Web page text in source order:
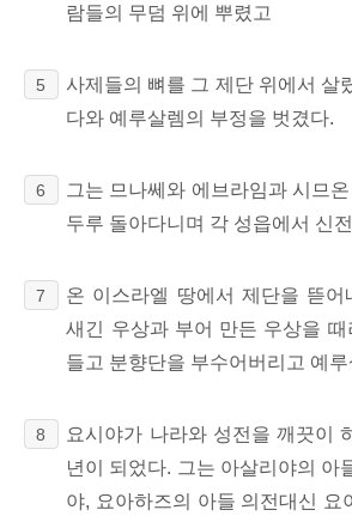
람들의 무덤 위에 뿌렸고
5
사제들의 뼈를 그 제단 위에서 살
다와 예루살렘의 부정을 벗겼다.
6
그는 므나쎄와 에브라임과 시므
두루 돌아다니며 각 성읍에서 신
7
온 이스라엘 땅에서 제단을 뜯어
새긴 우상과 부어 만든 우상을
들고 분향단을 부수어버리고 예
8
요시야가 나라와 성전을 깨끗이
년이 되었다. 그는 아살리야의 아
야, 요아하즈의 아들 의전대신 요